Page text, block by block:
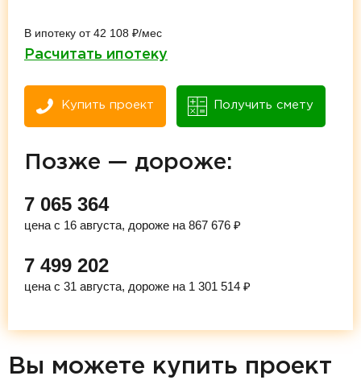
В ипотеку от 42 108 ₽/мес
Расчитать ипотеку
Купить проект Получить смету
Позже — дороже:
7 065 364
цена с 16 августа, дороже на 867 676 ₽
7 499 202
цена с 31 августа, дороже на 1 301 514 ₽
Вы можете купить проект